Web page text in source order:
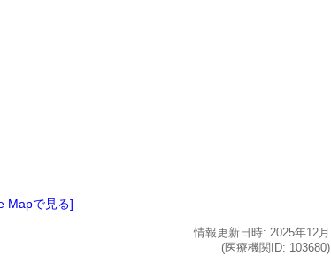
Mapで見る]
情報更新日時: 2025年12月
(医療機関ID: 103680)